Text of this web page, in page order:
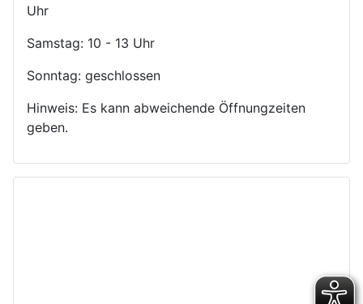
Uhr
Samstag: 10 - 13 Uhr
Sonntag: geschlossen
Hinweis: Es kann abweichende Öffnungzeiten
geben.